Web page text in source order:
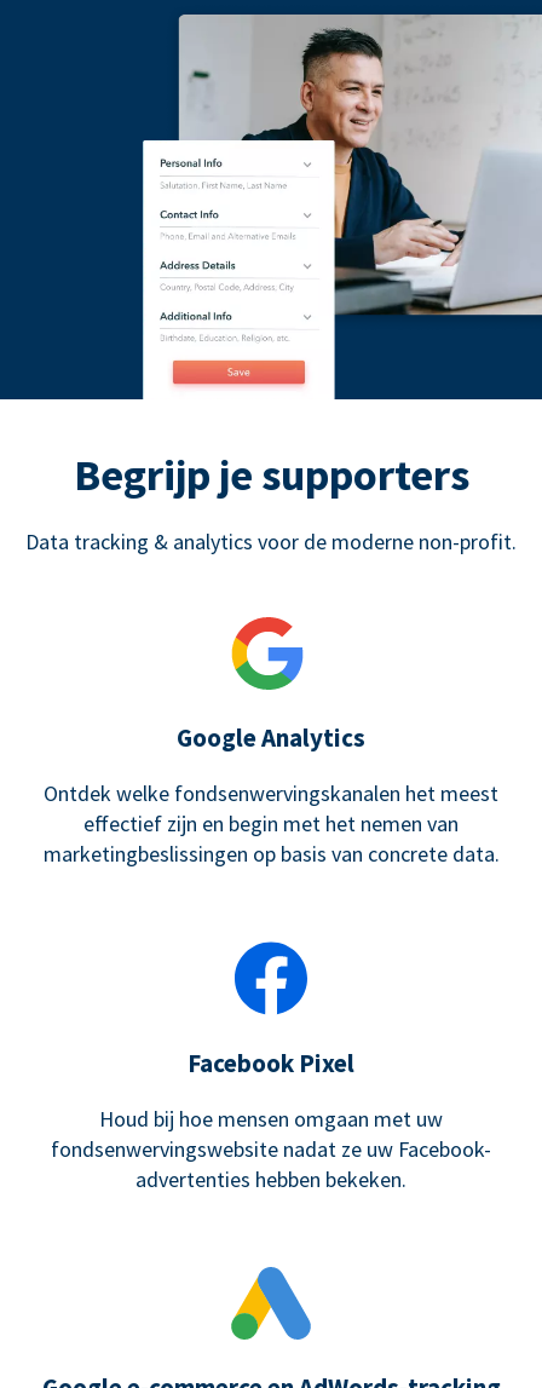
Begrijp je supporters
Data tracking & analytics voor de moderne non-profit.
Google Analytics
Ontdek welke fondsenwervingskanalen het meest
effectief zijn en begin met het nemen van
marketingbeslissingen op basis van concrete data.
Facebook Pixel
Houd bij hoe mensen omgaan met uw
fondsenwervingswebsite nadat ze uw Facebook-
advertenties hebben bekeken.